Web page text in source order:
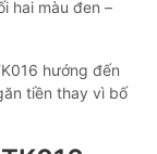
hai màu đen –
hướng đến
tiền thay vì bố